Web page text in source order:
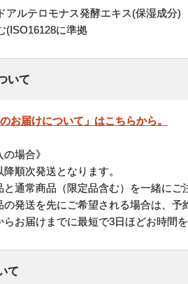
アルテロモナス発酵エキス(保湿成分)
(ISO16128に準拠
いて
お届けについて」はこちらから。
の場合》
降順次発送となります。
と通常商品（限定品含む）を一緒に
発送を先にご希望される場合は、予
らお届けまでに最短で3日ほどお時間
て